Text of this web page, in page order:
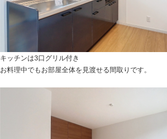
キッチンは3口グリル付き
お料理中でもお部屋全体を見渡せる間取りです。